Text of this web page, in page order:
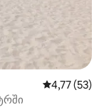
საშუალო
4,77 (53)